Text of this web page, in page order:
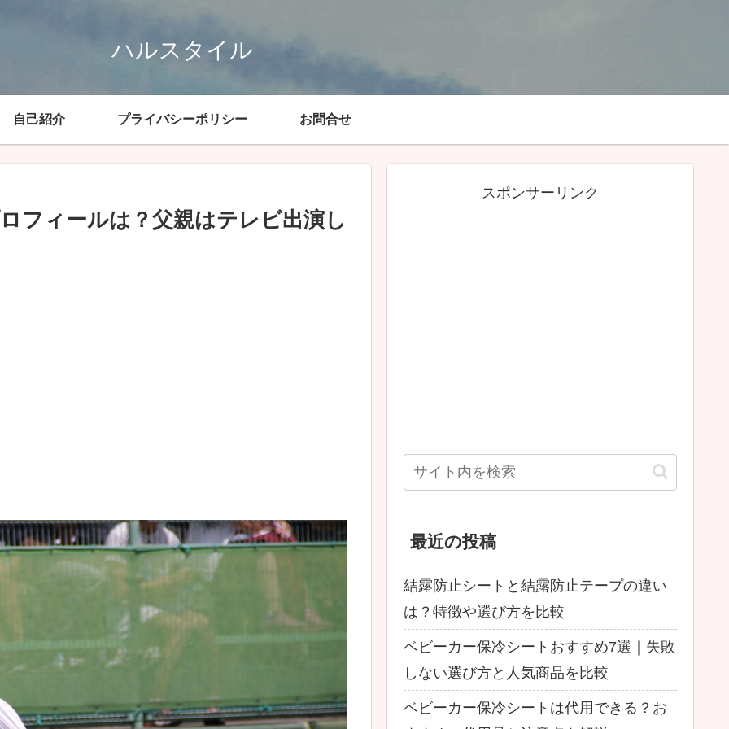
ハルスタイル
自己紹介 プライバシーポリシー お問合せ
フィールは？父親はテレビ出演し
スポンサーリンク
最近の投稿
結露防止シートと結露防止テープの違い
は？特徴や選び方を比較
ベビーカー保冷シートおすすめ7選｜失敗
しない選び方と人気商品を比較
ベビーカー保冷シートは代用できる？お